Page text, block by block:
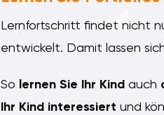
Lernfortschritt findet nicht
entwickelt. Damit lassen
So lernen Sie Ihr Kind auch
Ihr Kind interessiert und